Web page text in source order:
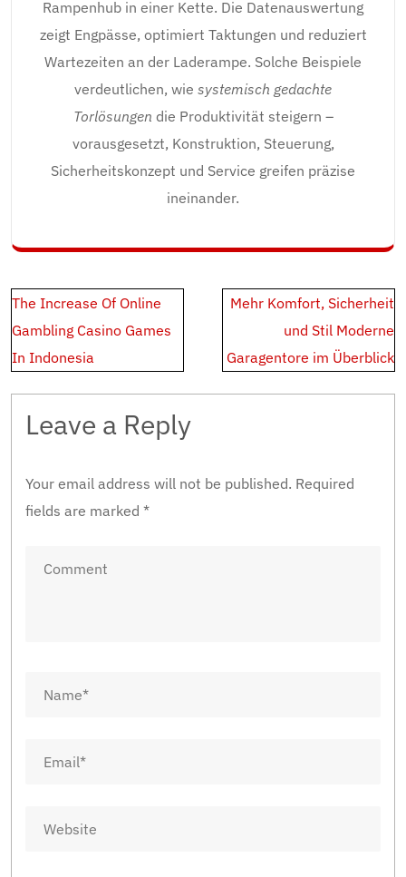
Rampenhub in einer Kette. Die Datenauswertung
zeigt Engpässe, optimiert Taktungen und reduziert
Wartezeiten an der Laderampe. Solche Beispiele
verdeutlichen, wie systemisch gedachte
Torlösungen die Produktivität steigern –
vorausgesetzt, Konstruktion, Steuerung,
Sicherheitskonzept und Service greifen präzise
ineinander.
Post
navigation
The Increase Of Online
Gambling Casino Games
In Indonesia
Mehr Komfort, Sicherheit
und Stil Moderne
Garagentore im Überblick
Leave a Reply
Your email address will not be published. Required
fields are marked *